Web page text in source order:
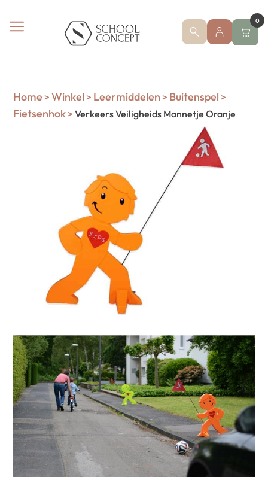
0
Home > Winkel > Leermiddelen > Buitenspel >
Fietsenhok> Verkeers Veiligheids Mannetje Oranje